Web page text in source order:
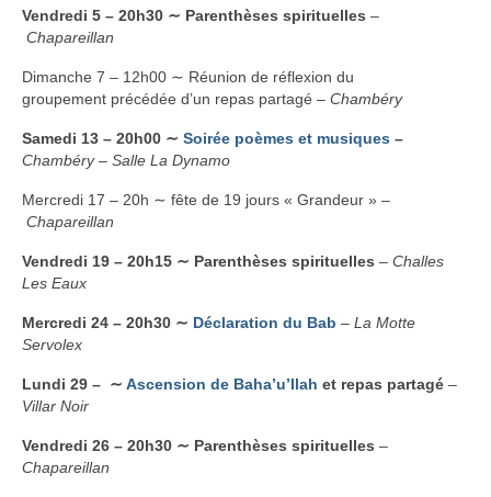
Vendredi 5 – 20h30 ∼ Parenthèses spirituelles –
Chapareillan
Dimanche 7 – 12h00 ∼ Réunion de réflexion du
groupement précédée d’un repas partagé – Chambéry
Samedi 13 – 20h00 ∼ Soirée poèmes et musiques –
Chambéry– Salle La Dynamo
Mercredi 17 – 20h ∼ fête de 19 jours « Grandeur » –
Chapareillan
Vendredi 19 – 20h15 ∼ Parenthèses spirituelles – Challes
Les Eaux
Mercredi 24 – 20h30 ∼ Déclaration du Bab – La Motte
Servolex
Lundi 29 – ∼ Ascension de Baha’u’llah et repas partagé –
Villar Noir
Vendredi 26 – 20h30 ∼ Parenthèses spirituelles –
Chapareillan